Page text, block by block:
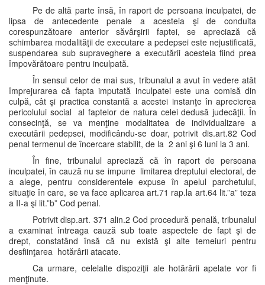
Pe de altă parte însă, în raport de persoana inculpatei, de
lipsa de antecedente penale a acesteia şi de conduita
corespunzătoare anterior săvârşirii faptei, se apreciază că
schimbarea modalităţii de executare a pedepsei este nejustificată,
suspendarea sub supraveghere a executării acesteia fiind prea
împovărătoare pentru inculpată.
În sensul celor de mai sus, tribunalul a avut în vedere atât
împrejurarea că fapta imputată inculpatei este una comisă din
culpă, cât şi practica constantă a acestei instanţe în aprecierea
pericolului social al faptelor de natura celei dedusă judecăţii. În
consecinţă, se va menţine modalitatea de individualizare a
executării pedepsei, modificându-se doar, potrivit dis.art.82 Cod
penal termenul de încercare stabilit, de la 2 ani şi 6 luni la 3 ani.
În fine, tribunalul apreciază că în raport de persoana
inculpatei, în cauză nu se impune limitarea dreptului electoral, de
a alege, pentru considerentele expuse în apelul parchetului,
situaţie în care, se va face aplicarea art.71 rap.la art.64 lit.”a” teza
a II-a şi lit.”b” Cod penal.
Potrivit disp.art. 371 alin.2 Cod procedură penală, tribunalul
a examinat întreaga cauză sub toate aspectele de fapt şi de
drept, constatând însă că nu există şi alte temeiuri pentru
desfiinţarea hotărârii atacate.
Ca urmare, celelalte dispoziţii ale hotărârii apelate vor fi
menţinute.